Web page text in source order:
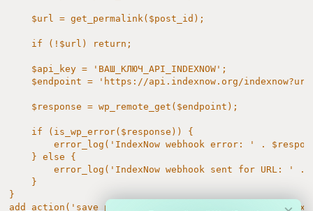
    $url = get_permalink($post_id);
    if (!$url) return;
    $api_key = 'ВАШ_КЛЮЧ_API_INDEXNOW';
$endpoint = 'https://api.indexnow.org/
    $response = wp_remote_get($endpoint);
    if (is_wp_error($response)) {
error_log('IndexNow webhook error: ' .
    } else {
error_log('IndexNow webhook sent for URL: ' .
    }
}
add_action('save_post',